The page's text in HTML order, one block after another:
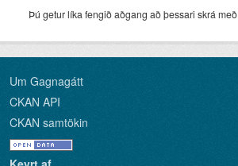
Þú getur líka fengið aðgang að þessari skrá með
Um Gagnagátt
CKAN API
CKAN samtökin